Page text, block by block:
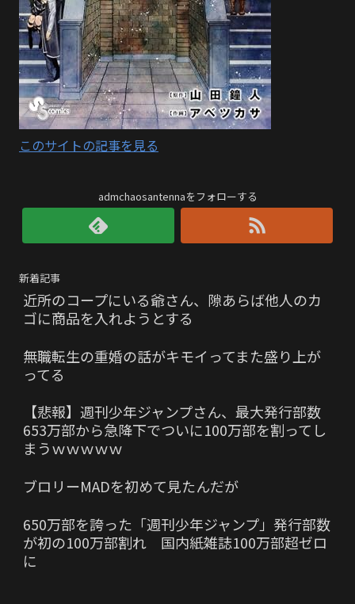
このサイトの記事を見る
admchaosantennaをフォローする
新着記事
近所のコープにいる爺さん、隙あらば他人のカ
ゴに商品を入れようとする
無職転生の重婚の話がキモイってまた盛り上が
ってる
【悲報】週刊少年ジャンプさん、最大発行部数
653万部から急降下でついに100万部を割ってし
まうｗｗｗｗｗ
ブロリーMADを初めて見たんだが
650万部を誇った「週刊少年ジャンプ」発行部数
が初の100万部割れ 国内紙雑誌100万部超ゼロ
に